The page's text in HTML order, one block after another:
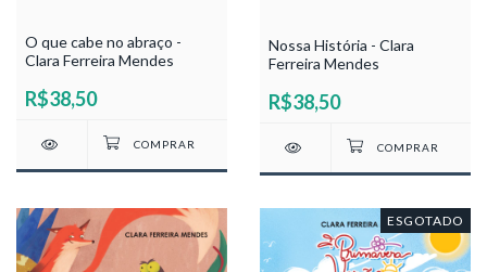
O que cabe no abraço -
Clara Ferreira Mendes
R$38,50
Nossa História - Clara
Ferreira Mendes
R$38,50
ESGOTADO